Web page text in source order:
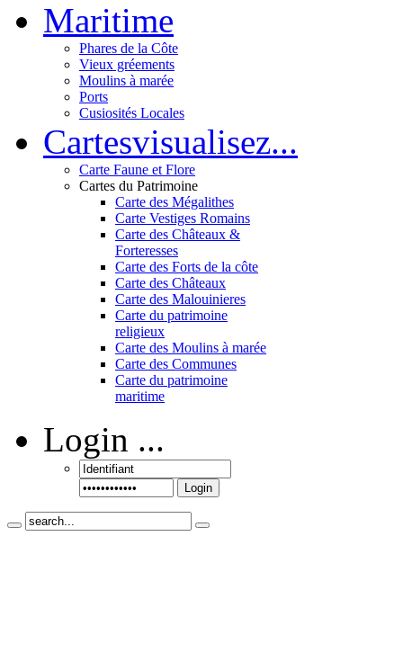
Maritime
Phares de la Côte
Vieux gréements
Moulins à marée
Ports
Cusiosités Locales
Cartesvisualisez...
Carte Faune et Flore
Cartes du Patrimoine
Carte des Mégalithes
Carte Vestiges Romains
Carte des Châteaux &
Forteresses
Carte des Forts de la côte
Carte des Châteaux
Carte des Malouinieres
Carte du patrimoine
religieux
Carte des Moulins à marée
Carte des Communes
Carte du patrimoine
maritime
Login ...
Login